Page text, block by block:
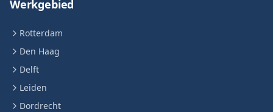
Werkgebied
Rotterdam
Den Haag
Delft
Leiden
Dordrecht